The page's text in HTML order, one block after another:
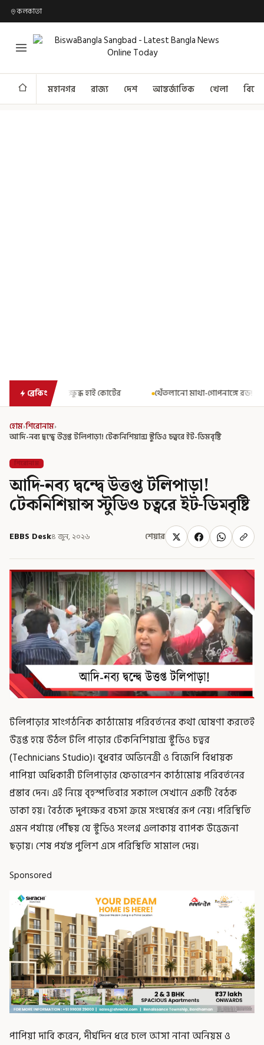
কলকাতা
মহানগর রাজ্য দেশ আন্তর্জাতিক খেলা
ব্রেকিং থেঁতলানো মাথা-গোপনাঙ্গে রড! বিজেপিশাসিত অসমে
হোম›শিরোনাম›
আদি-নব্য দ্বন্দ্বে উত্তপ্ত টলিপাড়া! টেকনিশিয়ান্স স্টুডিও চত্বরে ইট-ডিমবৃষ্টি
শিরোনাম
আদি-নব্য দ্বন্দ্বে উত্তপ্ত টলিপাড়া!
টেকনিশিয়ান্স স্টুডিও চত্বরে ইট-ডিমবৃষ্টি
EBBS Desk৪ জুন, ২০২৬ শেয়ার
টলিপাড়ার সাংগঠনিক কাঠামোয় পরিবর্তনের কথা ঘোষণা করতেই
উত্তপ্ত হয়ে উঠল টলি পাড়ার টেকনিশিয়ান্স স্টুডিও চত্বর
(Technicians Studio)। বুধবার অভিনেত্রী ও বিজেপি বিধায়ক
পাপিয়া অধিকারী টলিপাড়ার ফেডারেশন কাঠামোয় পরিবর্তনের
প্রস্তাব দেন। এই নিয়ে বৃহস্পতিবার সকালে সেখানে একটি বৈঠক
ডাকা হয়। বৈঠকে দুপক্ষের বচসা ক্রমে সংঘর্ষের রূপ নেয়। পরিস্থিতি
এমন পর্যায়ে পৌঁছয় যে স্টুডিও সংলগ্ন এলাকায় ব্যাপক উত্তেজনা
ছড়ায়। শেষ পর্যন্ত পুলিশ এসে পরিস্থিতি সামাল দেয়।
Sponsored
পাপিয়া দাবি করেন, দীর্ঘদিন ধরে চলে আসা নানা অনিয়ম ও